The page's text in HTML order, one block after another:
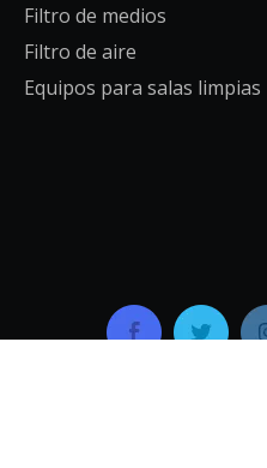
Filtro de medios
Filtro de aire
Equipos para salas limpias